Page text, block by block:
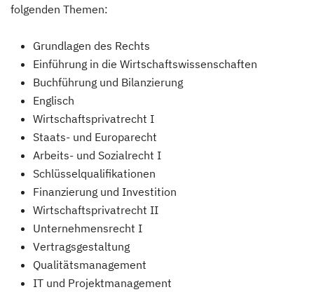
folgenden Themen:
Grundlagen des Rechts
Einführung in die Wirtschaftswissenschaften
Buchführung und Bilanzierung
Englisch
Wirtschaftsprivatrecht I
Staats- und Europarecht
Arbeits- und Sozialrecht I
Schlüsselqualifikationen
Finanzierung und Investition
Wirtschaftsprivatrecht II
Unternehmensrecht I
Vertragsgestaltung
Qualitätsmanagement
IT und Projektmanagement